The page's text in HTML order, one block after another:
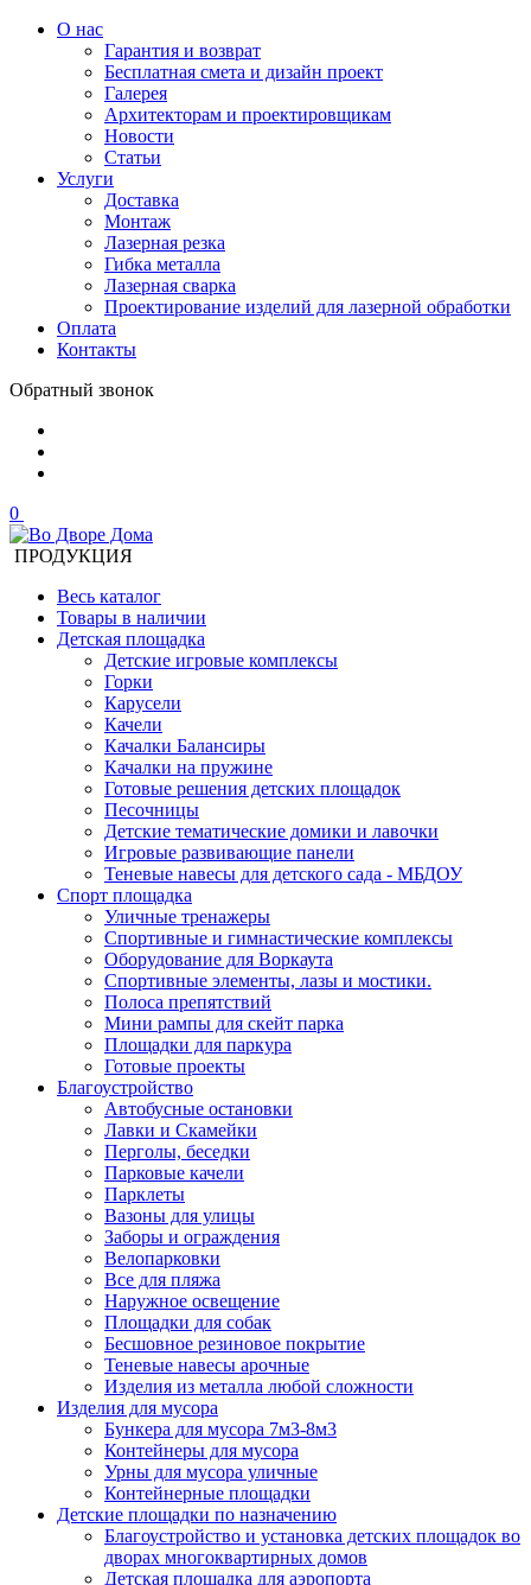
О нас
Гарантия и возврат
Бесплатная смета и дизайн проект
Галерея
Архитекторам и проектировщикам
Новости
Статьи
Услуги
Доставка
Монтаж
Лазерная резка
Гибка металла
Лазерная сварка
Проектирование изделий для лазерной обработки
Оплата
Контакты
Обратный звонок
0
ПРОДУКЦИЯ
Весь каталог
Товары в наличии
Детская площадка
Детские игровые комплексы
Горки
Карусели
Качели
Качалки Балансиры
Качалки на пружине
Готовые решения детских площадок
Песочницы
Детские тематические домики и лавочки
Игровые развивающие панели
Теневые навесы для детского сада - МБДОУ
Спорт площадка
Уличные тренажеры
Спортивные и гимнастические комплексы
Оборудование для Воркаута
Спортивные элементы, лазы и мостики.
Полоса препятствий
Мини рампы для скейт парка
Площадки для паркура
Готовые проекты
Благоустройство
Автобусные остановки
Лавки и Скамейки
Перголы, беседки
Парковые качели
Парклеты
Вазоны для улицы
Заборы и ограждения
Велопарковки
Все для пляжа
Наружное освещение
Площадки для собак
Бесшовное резиновое покрытие
Теневые навесы арочные
Изделия из металла любой сложности
Изделия для мусора
Бункера для мусора 7м3-8м3
Контейнеры для мусора
Урны для мусора уличные
Контейнерные площадки
Детские площадки по назначению
Благоустройство и установка детских площадок во
дворах многоквартирных домов
Детская площадка для аэропорта